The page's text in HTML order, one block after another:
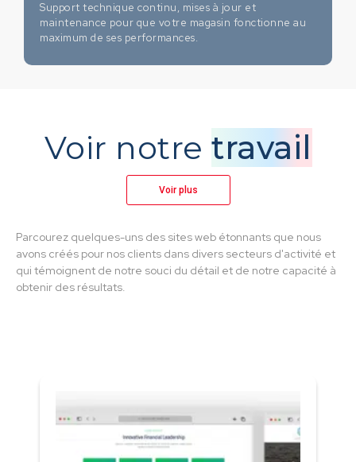
Support technique continu, mises à jour et
maintenance pour que votre magasin fonctionne au
maximum de ses performances.
Voir notre travail
Voir plus
Parcourez quelques-uns des sites web étonnants que nous
avons créés pour nos clients dans divers secteurs d'activité et
qui témoignent de notre souci du détail et de notre capacité à
obtenir des résultats.